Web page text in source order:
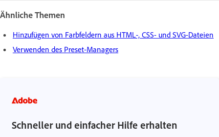
Ähnliche Themen
Hinzufügen von Farbfeldern aus HTML-, CSS- und SVG-Dateien
Verwenden des Preset-Managers
Schneller und einfacher Hilfe erhalten